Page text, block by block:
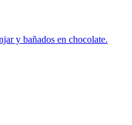
y bañados en chocolate.